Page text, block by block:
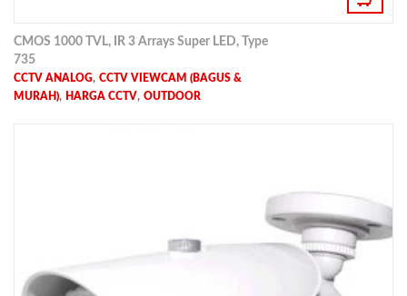
CMOS 1000 TVL, IR 3 Arrays Super LED, Type
735
CCTV ANALOG, CCTV VIEWCAM (BAGUS &
MURAH), HARGA CCTV, OUTDOOR